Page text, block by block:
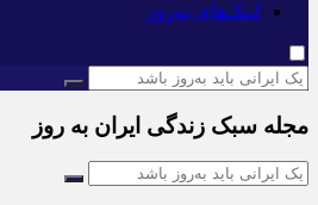
لینک‌های به‌روز
مجله سبک زندگی ایران به روز